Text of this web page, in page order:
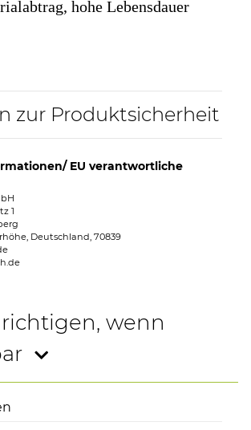
hohe Lebensdauer
zur Produktsicherheit
EU verantwortliche
1
Deutschland, 70839
wenn